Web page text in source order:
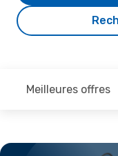
Meilleures offres